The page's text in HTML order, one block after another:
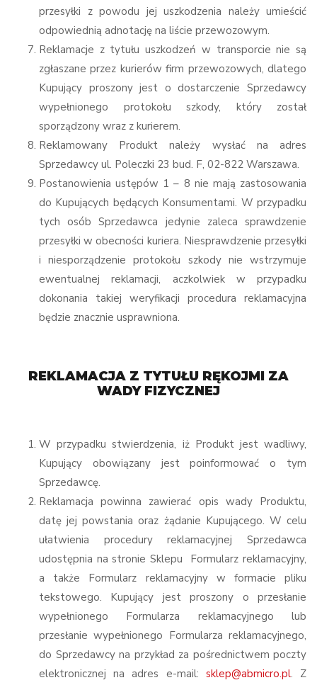
przesyłki z powodu jej uszkodzenia należy umieścić
odpowiednią adnotację na liście przewozowym.
Reklamacje z tytułu uszkodzeń w transporcie nie są
zgłaszane przez kurierów firm przewozowych, dlatego
Kupujący proszony jest o dostarczenie Sprzedawcy
wypełnionego protokołu szkody, który został
sporządzony wraz z kurierem.
Reklamowany Produkt należy wysłać na adres
Sprzedawcy ul. Poleczki 23 bud. F, 02-822 Warszawa.
Postanowienia ustępów 1 – 8 nie mają zastosowania
do Kupujących będących Konsumentami. W przypadku
tych osób Sprzedawca jedynie zaleca sprawdzenie
przesyłki w obecności kuriera. Niesprawdzenie przesyłki
i niesporządzenie protokołu szkody nie wstrzymuje
ewentualnej reklamacji, aczkolwiek w przypadku
dokonania takiej weryfikacji procedura reklamacyjna
będzie znacznie usprawniona.
REKLAMACJA Z TYTUŁU RĘKOJMI ZA
WADY FIZYCZNEJ
W przypadku stwierdzenia, iż Produkt jest wadliwy,
Kupujący obowiązany jest poinformować o tym
Sprzedawcę.
Reklamacja powinna zawierać opis wady Produktu,
datę jej powstania oraz żądanie Kupującego. W celu
ułatwienia procedury reklamacyjnej Sprzedawca
udostępnia na stronie Sklepu Formularz reklamacyjny,
a także Formularz reklamacyjny w formacie pliku
tekstowego. Kupujący jest proszony o przesłanie
wypełnionego Formularza reklamacyjnego lub
przesłanie wypełnionego Formularza reklamacyjnego,
do Sprzedawcy na przykład za pośrednictwem poczty
elektronicznej na adres e-mail: sklep@abmicro.pl. Z